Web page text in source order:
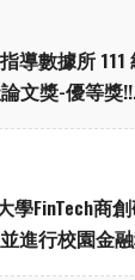
導數據所
文獎-優等獎
學FinTech商
進行校園金